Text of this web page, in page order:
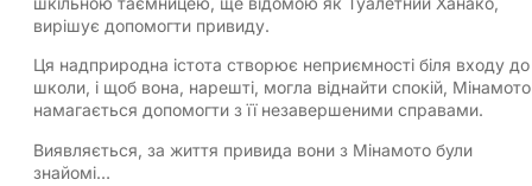
вирішує допомогти привиду.
Ця надприродна істота створює неприємності біля входу до
школи, і щоб вона, нарешті, могла віднайти спокій, Мінамото
намагається допомогти з її незавершеними справами.
Виявляється, за життя привида вони з Мінамото були
знайомі…